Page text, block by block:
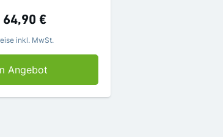
64,90 €
inkl. MwSt.
AngebotDie AZ abonnieren und Prämie sichern